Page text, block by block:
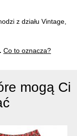
z działu Vintage,
Co to oznacza?
mogą Ci